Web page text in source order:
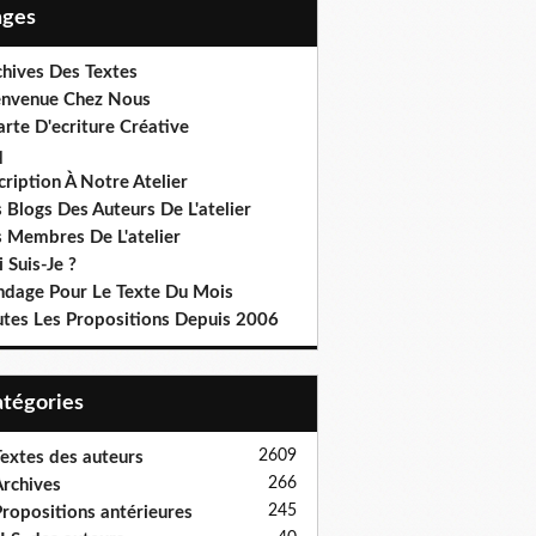
Des Textes
Chez Nous
D'ecriture Créative
À Notre Atelier
Blogs Des Auteurs De L'atelier
Membres De L'atelier
Suis-Je ?
Pour Le Texte Du Mois
Les Propositions Depuis 2006
des auteurs 2609
266
antérieures 245